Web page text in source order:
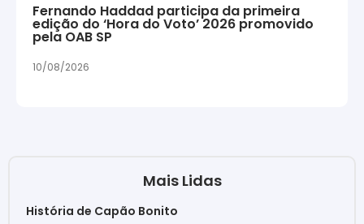
Fernando Haddad participa da primeira
edição do ‘Hora do Voto’ 2026 promovido
pela OAB SP
10/08/2026
Mais Lidas
História de Capão Bonito